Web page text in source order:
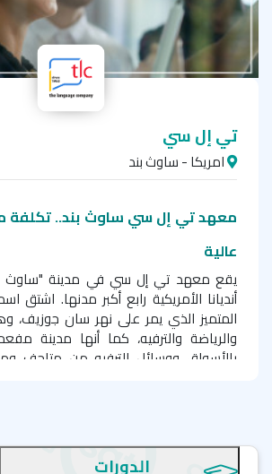
تي إل سي
امريكا - ساوث بند
معهد تي إل سي ساوث بند.. تكلفة
عالية
يقع معهد تي إل سي في مدينة "ساوث
أنديانا الأمريكية رابع أكبر مدنها.
المتميز الذي يمر على نهر سان جوزيف،
والرياضة والترفيه، كما أنها مدينة
بالأسواق ووسائل الترفيه من متاحف
المعتدل طوال العام، كما تتمتع بجمالها
الدورات